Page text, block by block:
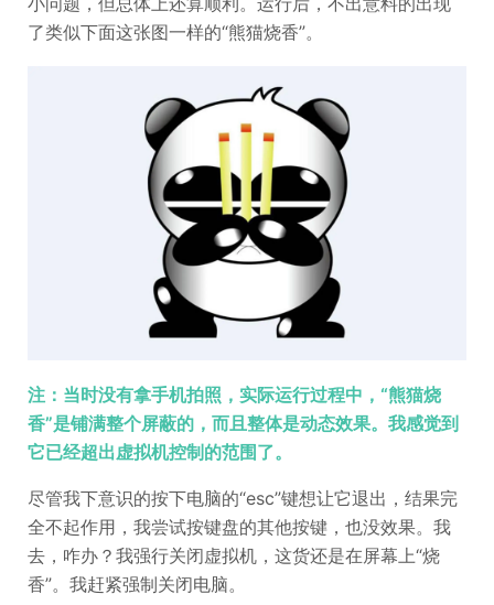
了类似下面这张图一样的“熊猫烧香”。
注：当时没有拿手机拍照，实际运行过程中，“熊猫烧
香”是铺满整个屏蔽的，而且整体是动态效果。我感觉到
它已经超出虚拟机控制的范围了。
尽管我下意识的按下电脑的“esc”键想让它退出，结果完
全不起作用，我尝试按键盘的其他按键，也没效果。我
去，咋办？我强行关闭虚拟机，这货还是在屏幕上“烧
香”。我赶紧强制关闭电脑。